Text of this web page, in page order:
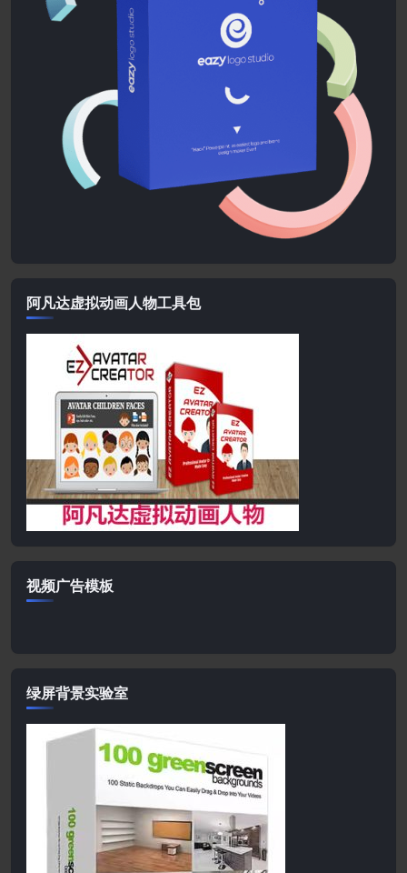
阿凡达虚拟动画人物工具包
视频广告模板
绿屏背景实验室